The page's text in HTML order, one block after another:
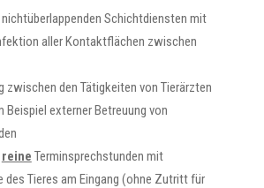
Schichtdiensten mit
aller Kontaktflächen zwischen
zwischen den Tätigkeiten von Tierärzten
Beispiel externer Betreuung von
reine Terminsprechstunden mit
des Tieres am Eingang (ohne Zutritt für